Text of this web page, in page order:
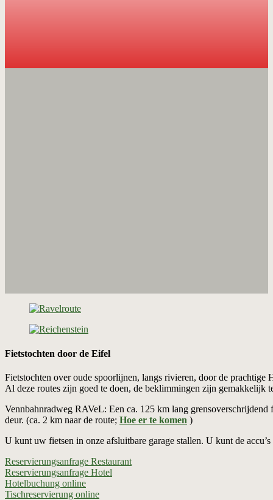
Fietstochten door de Eifel
Fietstochten over oude spoorlijnen, langs rivieren, door de
Al deze routes zijn goed te doen, de beklimmingen zijn gemakkelijk
Vennbahnradweg RAVeL: Een ca. 125 km lang
deur. (ca. 2 km naar de route; Hoe er te komen )
U kunt uw fietsen in onze afsluitbare garage stallen. U kunt de
Reservierungsanfrage Restaurant
Reservierungsanfrage Hotel
Hotelbuchung online
Tischreservierung online